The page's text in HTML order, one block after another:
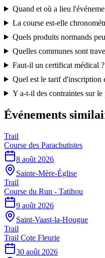
Quand et où a lieu
La course est-elle
Quels produits normands
Quelles communes sont
Faut-il un certificat médical ?
Quel est le tarif d'inscription
Y a-t-il des contraintes sur le
Événements
Trail
Course des Parachutistes
8 août 2026
Sainte-Mère-Église
Trail
Course du Run - Tatihou
9 août 2026
Saint-Vaast-la-Hougue
Trail
Trail Cote Fleurie
30 août 2026